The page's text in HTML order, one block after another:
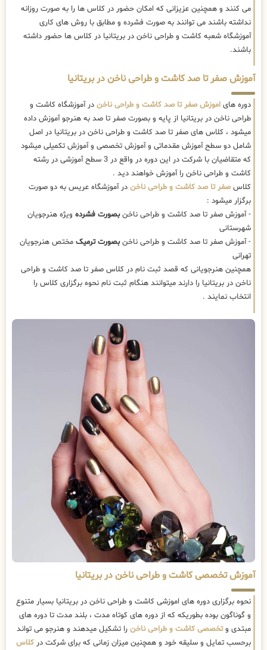
می کنند و همچنین عزیزانی که امکان حضور در کلاس ها را به صورت روزانه
نداشته باشند می توانند به صورت فشرده و مطابق با روش های کاری
آموزشگاه شعبه کاشت و طراحی ناخن در بریتانیا در کلاس ها حضور داشته
باشند.
آموزش صفر تا صد کاشت و طراحی ناخن در بریتانیا
دوره های اموزش صفر تا صد کاشت و طراحی ناخن در آموزشگاه کاشت و
طراحی ناخن در بریتانیا از پایه و بصورت صفر تا صد به هنرجو آموزش داده
میشود ، کلاس های صفر تا صد کاشت و طراحی ناخن در بریتانیا در اصل
شامل دو سطح آموزش مقدماتی و آموزش تخصصی و آموزش تکمیلی میشود
که متقاضیان با شرکت در این دوره در واقع در 3 سطح آموزشی در رشته
کاشت و طراحی ناخن را آموزش خواهند دید .
کلاسصفر تا صد کاشت و طراحی ناخن در آموزشگاه عریس به دو صورت
برگزار میشود :
- آموزش صفر تا صد کاشت و طراحی ناخنبصورت فشرده ویژه هنرجویان
شهرستانی
- آموزش صفر تا صد کاشت و طراحی ناخنبصورت ترمیک مختص هنرجویان
تهرانی
همچنین هنرجویانی که قصد ثبت نام در کلاس صفر تا صد کاشت و طراحی
ناخن در بریتانیا را دارند میتوانند هنگام ثبت نام نحوه برگزاری کلاس را
انتخاب نمایند .
آموزش تخصصی کاشت و طراحی ناخن در بریتانیا
نحوه برگزاری دوره های اموزشی کاشت و طراحی ناخن در بریتانیا بسیار متنوع
و گوناگون بوده بطوریکه که از دوره های کوتاه مدت ، بلند مدت تا دوره های
مبتدی وتخصصی کاشت و طراحی ناخن را تشکیل میدهند و هنرجو می تواند
برحسب تمایل و سلیقه خود و همچنین میزان زمانی که برای شرکت در کلاس